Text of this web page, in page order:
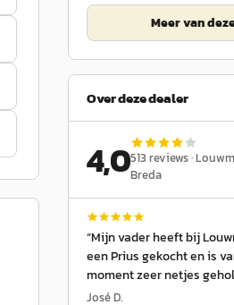
Meer van
Over deze dealer
4,0513 reviews ·
Breda
“Mijn vader heeft bij
een Prius gekocht en is
moment zeer netjes
willen we Lauren
José D.